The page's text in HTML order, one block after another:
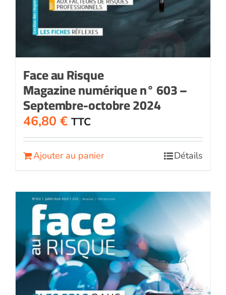
Face au Risque
Magazine numérique n° 603 –
Septembre-octobre 2024
46,80 € TTC
Ajouter au panier Détails